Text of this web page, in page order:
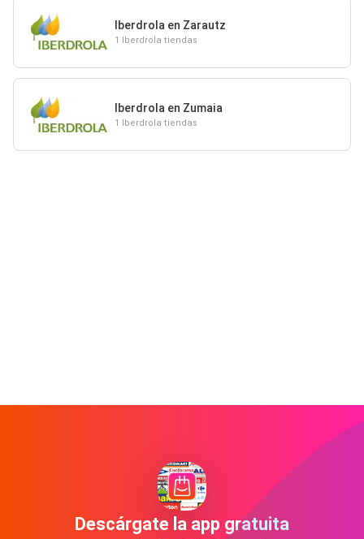
Iberdrola en Zarautz
1 Iberdrola tiendas
Iberdrola en Zumaia
1 Iberdrola tiendas
Descárgate la app gratuita